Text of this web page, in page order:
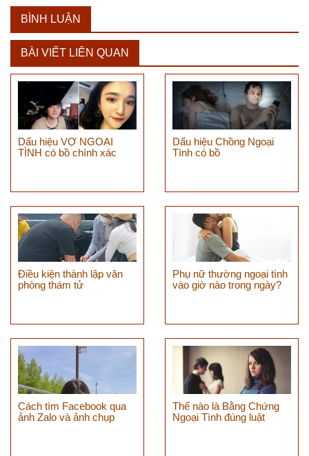
BÌNH LUẬN
BÀI VIẾT LIÊN QUAN
Dấu hiệu VỢ NGOẠI
TÌNH có bồ chính xác
Dấu hiệu Chồng Ngoại
Tình có bồ
Điều kiện thành lập văn
phòng thám tử
Phụ nữ thường ngoại tình
vào giờ nào trong ngày?
Cách tìm Facebook qua
ảnh Zalo và ảnh chụp
Thế nào là Bằng Chứng
Ngoại Tình đúng luật